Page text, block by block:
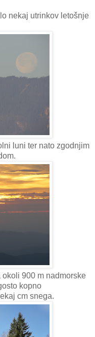
nekaj utrinkov letošnje
luni ter nato zgodnjim
900 m nadmorske
kopno
cm snega.